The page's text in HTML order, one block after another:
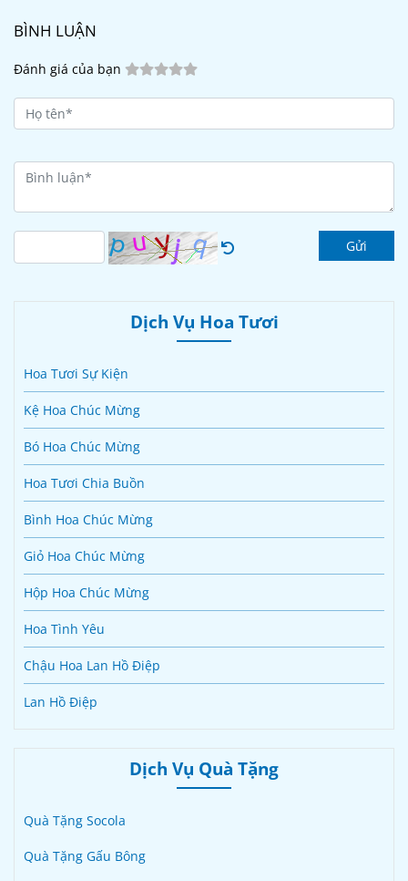
BÌNH LUẬN
Đánh giá của bạn
Gửi
Dịch Vụ Hoa Tươi
Hoa Tươi Sự Kiện
Kệ Hoa Chúc Mừng
Bó Hoa Chúc Mừng
Hoa Tươi Chia Buồn
Bình Hoa Chúc Mừng
Giỏ Hoa Chúc Mừng
Hộp Hoa Chúc Mừng
Hoa Tình Yêu
Chậu Hoa Lan Hồ Điệp
Lan Hồ Điệp
Dịch Vụ Quà Tặng
Quà Tặng Socola
Quà Tặng Gấu Bông